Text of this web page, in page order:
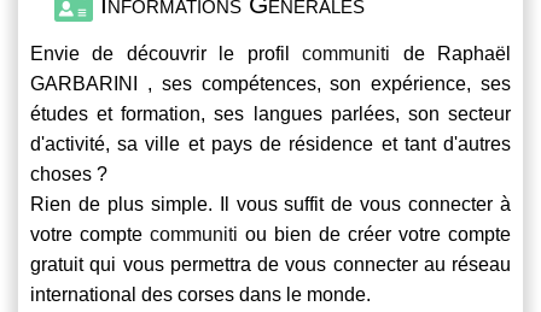
Envie de découvrir le profilcommuniti de Raphaël
GARBARINI , ses compétences, son expérience, ses
études et formation, ses langues parlées, son secteur
d'activité, sa ville et pays de résidence et tant d'autres
choses ?
Rien de plus simple. Il vous suffit de vous connecter à
votre compte communiti ou bien de créer votre compte
gratuit qui vous permettra de vous connecter au réseau
international des corses dans le monde.